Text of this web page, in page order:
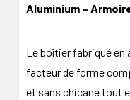
Aluminium –
Le boîtier fabriqué
facteur de forme
et sans chicane tout